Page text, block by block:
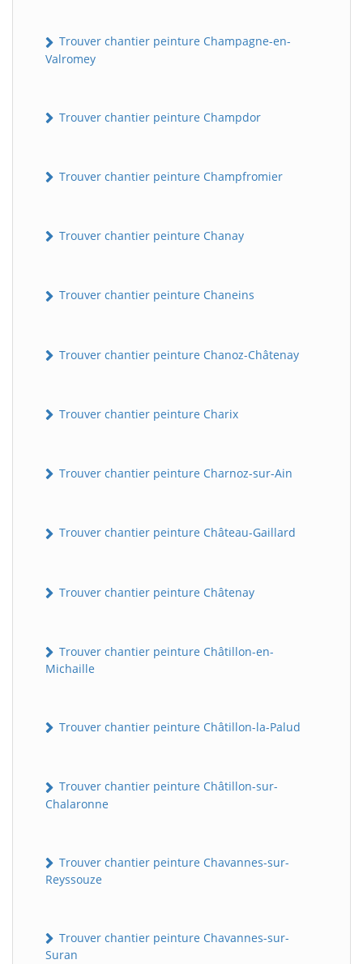
Trouver chantier peinture Champagne-en-
Valromey
Trouver chantier peinture Champdor
Trouver chantier peinture Champfromier
Trouver chantier peinture Chanay
Trouver chantier peinture Chaneins
Trouver chantier peinture Chanoz-Châtenay
Trouver chantier peinture Charix
Trouver chantier peinture Charnoz-sur-Ain
Trouver chantier peinture Château-Gaillard
Trouver chantier peinture Châtenay
Trouver chantier peinture Châtillon-en-
Michaille
Trouver chantier peinture Châtillon-la-Palud
Trouver chantier peinture Châtillon-sur-
Chalaronne
Trouver chantier peinture Chavannes-sur-
Reyssouze
Trouver chantier peinture Chavannes-sur-
Suran